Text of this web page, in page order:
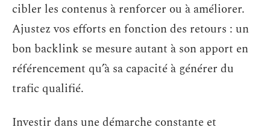
cibler les contenus à renforcer ou à améliorer.
Ajustez vos efforts en fonction des retours : un
bon backlink se mesure autant à son apport en
référencement qu’à sa capacité à générer du
trafic qualifié.
Investir dans une démarche constante et